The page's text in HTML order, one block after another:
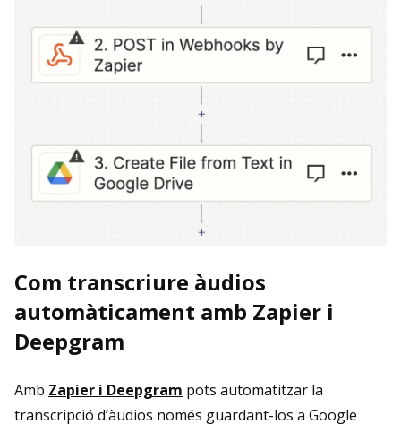
Com transcriure àudios
automàticament amb Zapier i
Deepgram
Amb Zapier i Deepgram pots automatitzar la
transcripció d’àudios només guardant-los a Google